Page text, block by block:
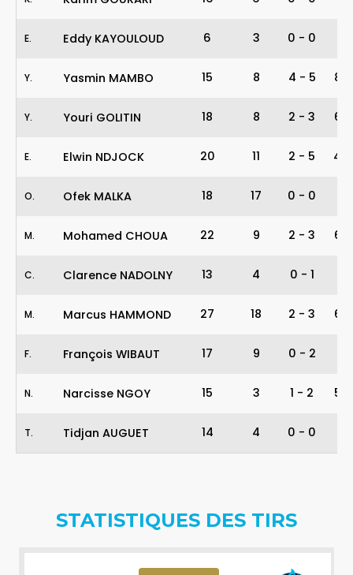
Eddy KAYOULOUD
E. 6 3 0 - 0
Yasmin MAMBO
Y. 15 8 4 - 5
Youri GOLITIN
Y. 18 8 2 - 3
Elwin NDJOCK
E. 20 11 2 - 5
Ofek MALKA
O. 18 17 0 - 0
Mohamed CHOUA
M. 22 9 2 - 3
Clarence NADOLNY
C. 13 4 0 - 1
Marcus HAMMOND
M. 27 18 2 - 3
François WIBAUT
F. 17 9 0 - 2
Narcisse NGOY
N. 15 3 1 - 2
Tidjan AUGUET
T. 14 4 0 - 0
STATISTIQUES DES TIRS